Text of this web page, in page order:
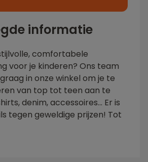
informatie
comfortabele
voor je kinderen? Ons team
in onze winkel om je te
van top tot teen aan te
denim, accessoires... Er is
tegen geweldige prijzen! Tot